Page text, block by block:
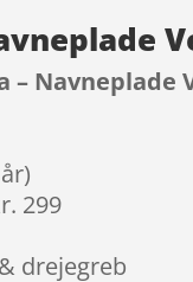
– Navneplade
299
drejegreb